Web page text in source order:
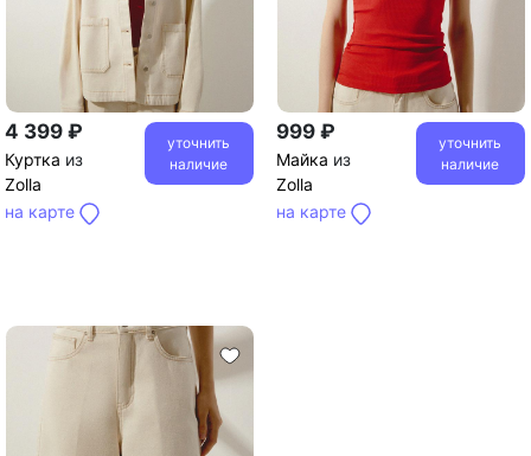
4 399 ₽
Куртка из
Zolla
на карте
уточнить
наличие
999 ₽
Майка из
Zolla
на карте
уточнить
наличие